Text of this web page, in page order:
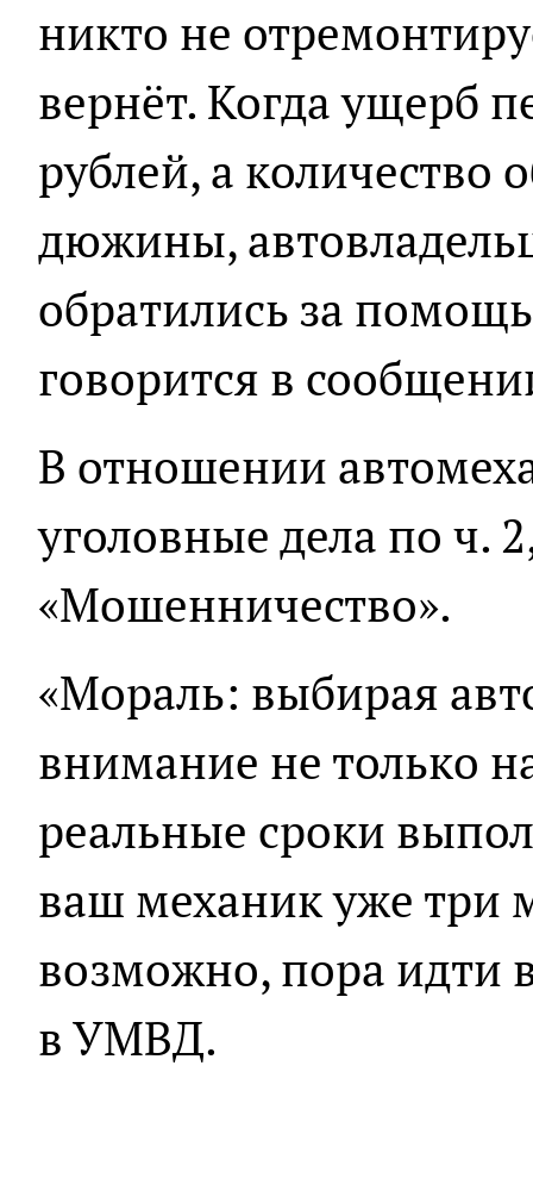
никто не
вернёт. Когда ущерб
рублей, а количество
дюжины,
обратились за
говорится в
В отношении
уголовные дела по ч.
«Мошенничество».
«Мораль: выбирая
внимание не только
реальные сроки
ваш механик уже три
возможно, пора идти
в УМВД.